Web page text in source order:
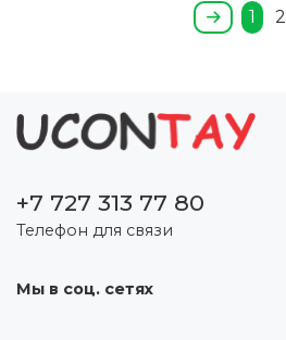
1 2
+7 727 313 77 80
Телефон для связи
Мы в соц. сетях